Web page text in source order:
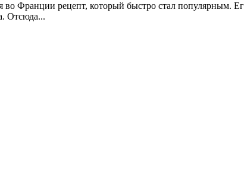
рецепт, который быстро стал популярным.
Отсюда...